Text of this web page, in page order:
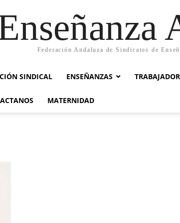
Federación Andaluza de Sindicatos de
SINDICAL ENSEÑANZAS
MATERNIDAD